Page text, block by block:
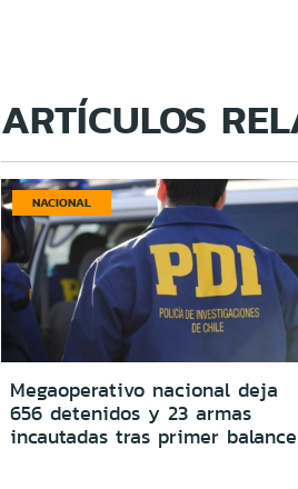
ARTÍCULOS
NACIONAL
Megaoperativo nacional deja
656 detenidos y 23 armas
incautadas tras primer balance